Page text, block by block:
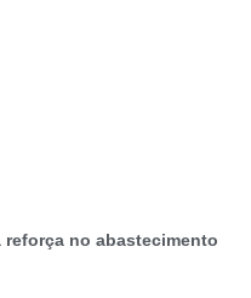
reforça no abastecimento